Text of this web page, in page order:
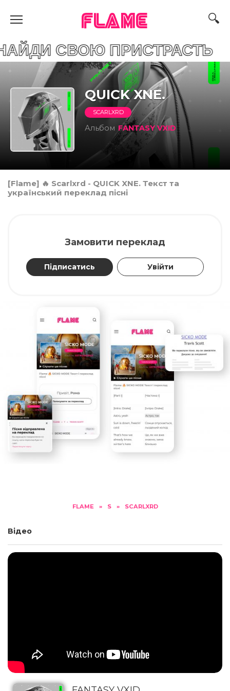
FLAME
ПРИСТРАСТЬ
QUICK XNE.
SCARLXRD
Альбом FANTASY VXID
[Flame] 🔥 Scarlxrd - QUICK XNE. Текст та
український переклад пісні
Замовити переклад
Підписатись Увійти
FLAME » S » SCARLXRD
Відео